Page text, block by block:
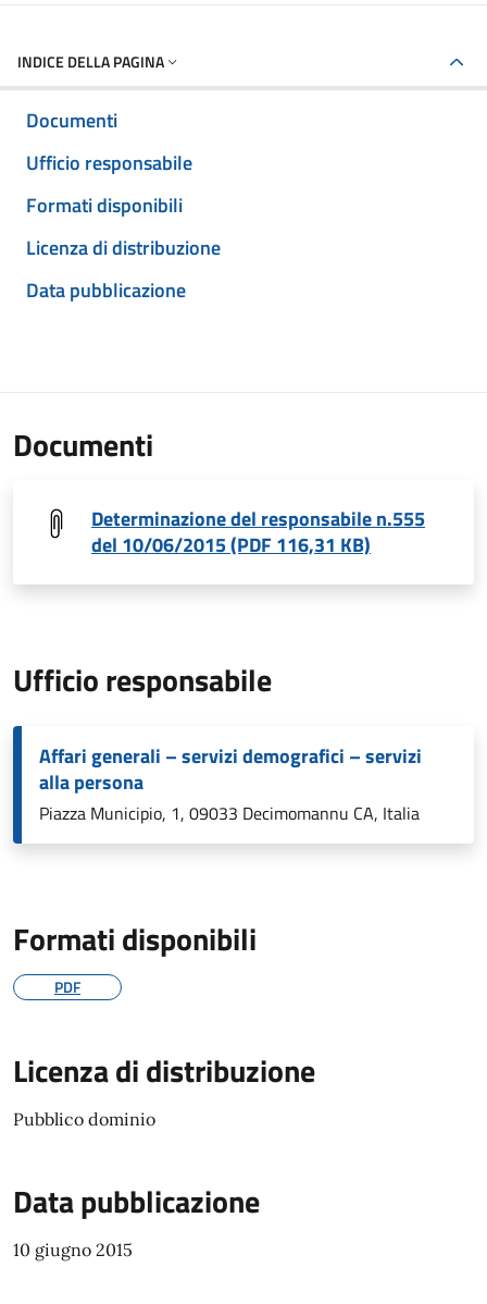
INDICE DELLA PAGINA
Documenti
Ufficio responsabile
Formati disponibili
Licenza di distribuzione
Data pubblicazione
Documenti
Determinazione del responsabile n.555
del 10/06/2015 (PDF 116,31 KB)
Ufficio responsabile
Affari generali – servizi demografici – servizi
alla persona
Piazza Municipio, 1, 09033 Decimomannu CA, Italia
Formati disponibili
PDF
Licenza di distribuzione
Pubblico dominio
Data pubblicazione
10 giugno 2015